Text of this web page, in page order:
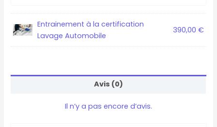
Entrainement à la certification
Lavage Automobile
390,00 €
Avis (0)
Il n’y a pas encore d’avis.